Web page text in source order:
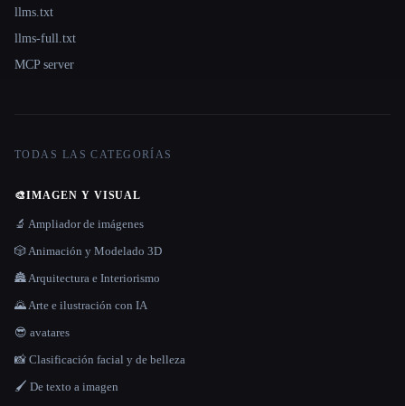
llms.txt
llms-full.txt
MCP server
TODAS LAS CATEGORÍAS
🎨IMAGEN Y VISUAL
🔬 Ampliador de imágenes
🎲 Animación y Modelado 3D
🏯 Arquitectura e Interiorismo
🌄 Arte e ilustración con IA
😎 avatares
📸 Clasificación facial y de belleza
🖌️ De texto a imagen